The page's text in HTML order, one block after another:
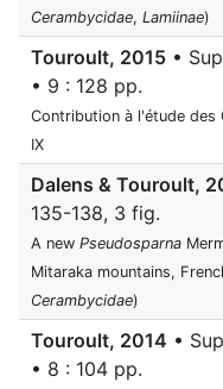
Cerambycidae, Lamiinae)
Touroult, 2015 •
• 9 : 128 pp.
Contribution à l'étude des
IX
Dalens & Touroult,
135-138, 3 fig.
A new Pseudosparna
Mitaraka mountains,
Cerambycidae)
Touroult, 2014 •
• 8 : 104 pp.